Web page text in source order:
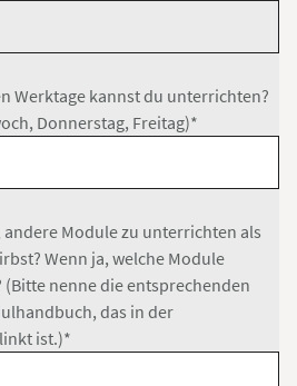
Werktage kannst du unterrichten?
Donnerstag, Freitag)*
Module zu unterrichten als
Wenn ja, welche Module
nenne die entsprechenden
das in der
ist.)*